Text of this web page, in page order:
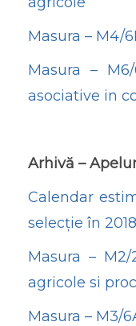
Masura – M4/
Masura –
asociative in
Arhivă –
Calendar
selecție în 2018
Masura –
agricole si
Masura – M3/